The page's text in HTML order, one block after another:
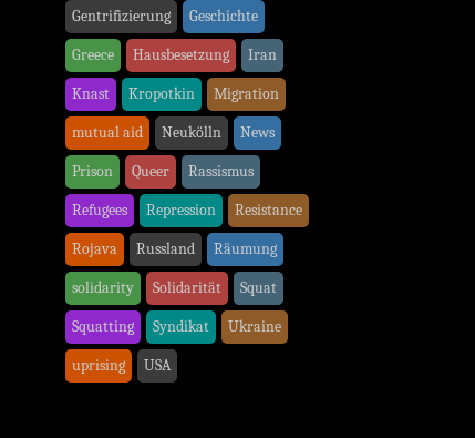
Gentrifizierung Geschichte
Greece Hausbesetzung Iran
Knast Kropotkin Migration
mutual aid Neukölln News
Prison Queer Rassismus
Refugees Repression Resistance
Rojava Russland Räumung
solidarity Solidarität Squat
Squatting Syndikat Ukraine
uprising USA